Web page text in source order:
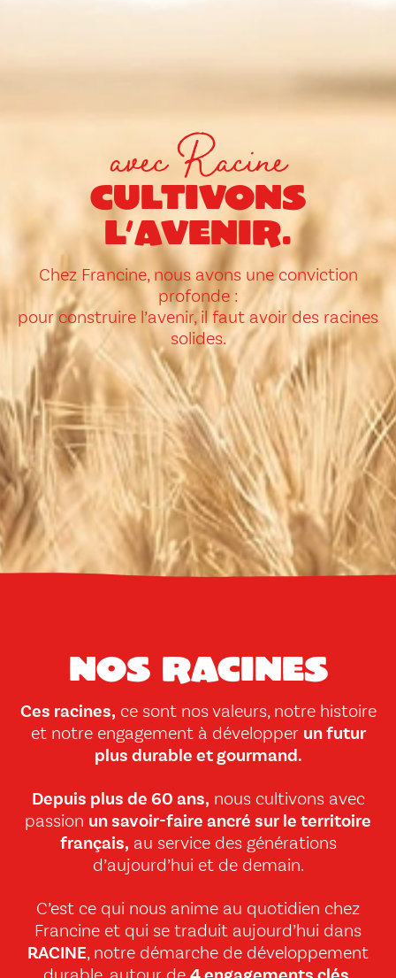
avec Racine
cultivons
l’avenir.
Chez Francine, nous avons une conviction
profonde :
pour construire l’avenir, il faut avoir des racines
solides.
Nos racines
Ces racines, ce sont nos valeurs, notre histoire
et notre engagement à développer un futur
plus durable et gourmand.
Depuis plus de 60 ans, nous cultivons avec
passion un savoir-faire ancré sur le territoire
français, au service des générations
d’aujourd’hui et de demain.
C’est ce qui nous anime au quotidien chez
Francine et qui se traduit aujourd’hui dans
RACINE, notre démarche de développement